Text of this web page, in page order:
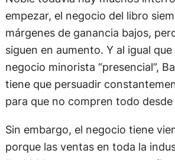
empezar, el negocio del libro
márgenes de ganancia bajos,
siguen en aumento. Y al igual
negocio minorista “presencial”,
tiene que persuadir
para que no compren todo
Sin embargo, el negocio tiene
porque las ventas en toda la